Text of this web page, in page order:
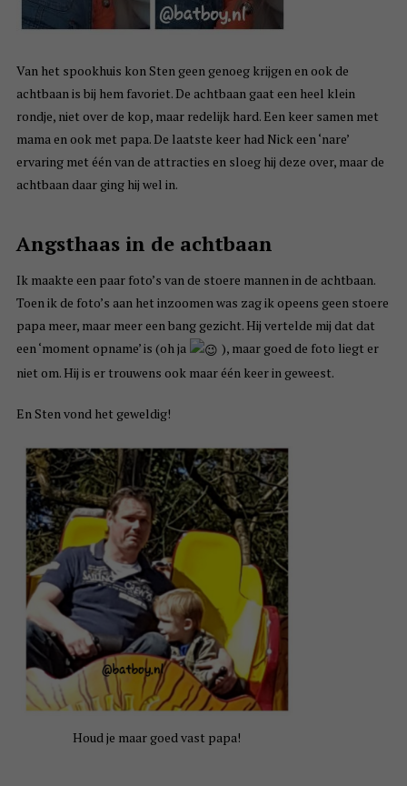
Van het spookhuis kon Sten geen genoeg krijgen en ook de
achtbaan is bij hem favoriet. De achtbaan gaat een heel klein
rondje, niet over de kop, maar redelijk hard. Een keer samen met
mama en ook met papa. De laatste keer had Nick een ‘nare’
ervaring met één van de attracties en sloeg hij deze over, maar de
achtbaan daar ging hij wel in.
Angsthaas in de achtbaan
Ik maakte een paar foto’s van de stoere mannen in de achtbaan.
Toen ik de foto’s aan het inzoomen was zag ik opeens geen stoere
papa meer, maar meer een bang gezicht. Hij vertelde mij dat dat
een ‘moment opname’ is (oh ja
), maar goed de foto liegt er
niet om. Hij is er trouwens ook maar één keer in geweest.
En Sten vond het geweldig!
Houd je maar goed vast papa!